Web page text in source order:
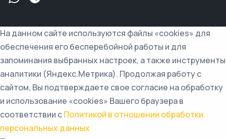
На данном сайте используются файлы «cookies» для
обеспечения его бесперебойной работы и для
запоминания выбранных настроек, а также инструменты
аналитики (Яндекс.Метрика). Продолжая работу с
сайтом, Вы подтверждаете свое согласие на обработку
и использование «cookies» Вашего браузера в
соответствии сПолитикой в отношении обработки
персональных данных